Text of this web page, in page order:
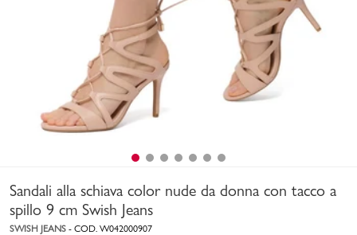
Bambino
Sandali alla schiava color nude da donna con tacco a
spillo 9 cm Swish Jeans
SWISH JEANS - COD. W042000907